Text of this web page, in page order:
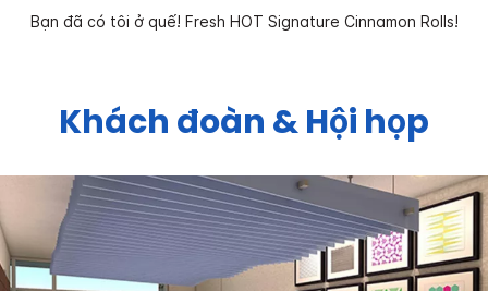
Bạn đã có tôi ở quế! Fresh HOT Signature Cinnamon Rolls!
Khách đoàn & Hội họp